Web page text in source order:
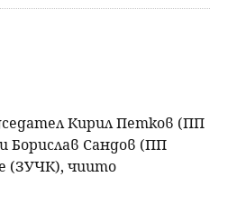
Кирил Петков (ПП
Борислав Сандов (ПП
(ЗУЧК), чиито